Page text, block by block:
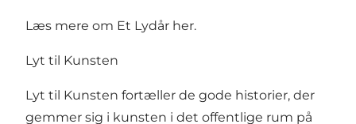
Læs mere om Et Lydår her.
Lyt til Kunsten
Lyt til Kunsten fortæller de gode historier, der
gemmer sig i kunsten i det offentlige rum på